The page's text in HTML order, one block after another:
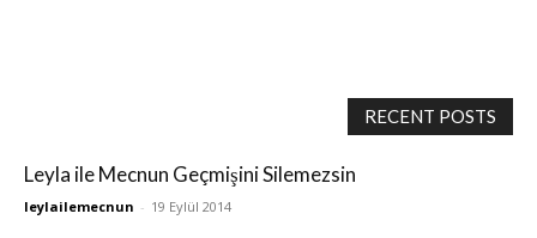
RECENT POSTS
Leyla ile Mecnun Geçmişini Silemezsin
leylailemecnun - 19 Eylül 2014